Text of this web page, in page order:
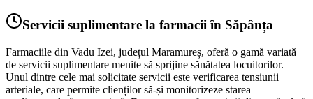
Servicii suplimentare la farmacii în Săpânța
Farmaciile din Vadu Izei, județul Maramureș, oferă o gamă variată
de servicii suplimentare menite să sprijine sănătatea locuitorilor.
Unul dintre cele mai solicitate servicii este verificarea tensiunii
arteriale, care permite clienților să-și monitorizeze starea